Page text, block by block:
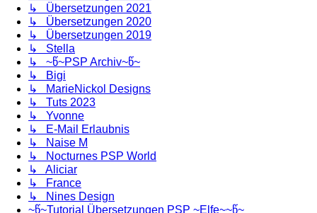
↳ Übersetzungen 2021
↳ Übersetzungen 2020
↳ Übersetzungen 2019
↳ Stella
↳ ~წ~PSP Archiv~წ~
↳ Bigi
↳ MarieNickol Designs
↳ Tuts 2023
↳ Yvonne
↳ E-Mail Erlaubnis
↳ Naise M
↳ Nocturnes PSP World
↳ Aliciar
↳ France
↳ Nines Design
~წ~Tutorial Übersetzungen PSP ~Elfe~~წ~